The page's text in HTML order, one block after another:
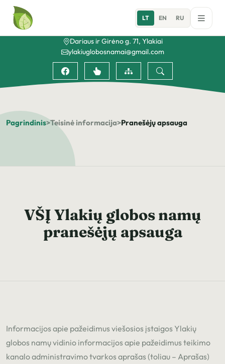
Dariaus ir Girėno g. 71, Ylakiai
ylakiuglobosnamai@gmail.com
LT EN RU
Pagrindinis>Teisinė informacija>Pranešėjų apsauga
VŠĮ Ylakių globos namų
pranešėjų apsauga
Informacijos apie pažeidimus viešosios įstaigos Ylakių
globos namų vidinio informacijos apie pažeidimus teikimo
kanalo administravimo tvarkos aprašas (toliau – Aprašas)